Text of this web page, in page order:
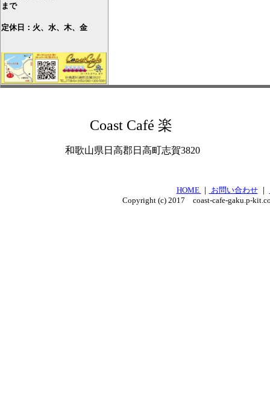
まで
定休日：火、水、木、金
Coast Café 楽
和歌山県日高郡日高町志賀3820
HOME ｜ お問い合わせ｜
Copyright (c) 2017 coast-cafe-gaku.p-